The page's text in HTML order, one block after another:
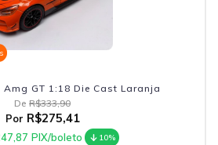
Amg GT 1:18 Die Cast Laranja
De R$333,90
Por R$275,41
PIX/boleto 10%